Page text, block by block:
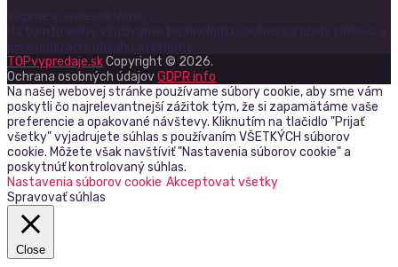
Vážime si vaše súkromie
Na tomto webe využívame technológiu cookies na účely cielenia a
personalizácie obsahu a reklamy.
TOPvypredaje.skCopyright © 2026.
Ochrana osobných údajovGDPR info
Na našej webovej stránke používame súbory cookie, aby sme vám
poskytli čo najrelevantnejší zážitok tým, že si zapamätáme vaše
preferencie a opakované návštevy. Kliknutím na tlačidlo "Prijať
všetky" vyjadrujete súhlas s používaním VŠETKÝCH súborov
cookie. Môžete však navštíviť "Nastavenia súborov cookie" a
poskytnúť kontrolovaný súhlas.
Nastavenia súborov cookie Akceptovat všetky
Spravovať súhlas
Close